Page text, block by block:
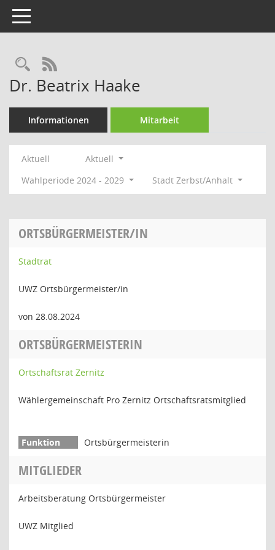
Toggle navigation
Rechercheauswahl
RSS-Feed
Dr. Beatrix Haake
Informationen Mitarbeit
Aktuell
Aktuell
Wahlperiode 2024 - 2029
Stadt Zerbst/Anhalt
ORTSBÜRGERMEISTER/IN
Stadtrat
UWZ Ortsbürgermeister/in
von 28.08.2024
ORTSBÜRGERMEISTERIN
Ortschaftsrat Zernitz
Wählergemeinschaft Pro Zernitz Ortschaftsratsmitglied
Ortsbürgermeisterin
MITGLIEDER
Arbeitsberatung Ortsbürgermeister
UWZ Mitglied